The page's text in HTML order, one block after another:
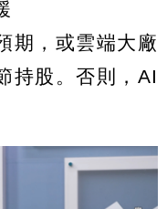
期，或雲端大廠
持股。否則，AI